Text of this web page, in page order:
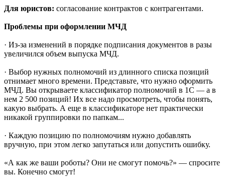
Для юристов: согласование контрактов с контрагентами.
Проблемы при оформлении МЧД
· Из-за изменений в порядке подписания документов в разы
увеличился объем выпуска МЧД.
· Выбор нужных полномочий из длинного списка позиций
отнимает много времени. Представьте, что нужно оформить
МЧД. Вы открываете классификатор полномочий в 1С — а в
нем 2 500 позиций! Их все надо просмотреть, чтобы понять,
какую выбрать. А еще в классификаторе нет практически
никакой группировки по папкам...
· Каждую позицию по полномочиям нужно добавлять
вручную, при этом легко запутаться или допустить ошибку.
«А как же ваши роботы? Они не смогут помочь?» — спросите
вы. Конечно смогут!